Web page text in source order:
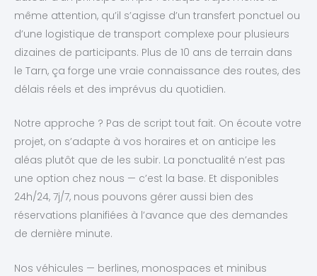
même attention, qu’il s’agisse d’un transfert ponctuel ou
d’une logistique de transport complexe pour plusieurs
dizaines de participants. Plus de 10 ans de terrain dans
le Tarn, ça forge une vraie connaissance des routes, des
délais réels et des imprévus du quotidien.
Notre approche ? Pas de script tout fait. On écoute votre
projet, on s’adapte à vos horaires et on anticipe les
aléas plutôt que de les subir. La ponctualité n’est pas
une option chez nous — c’est la base. Et disponibles
24h/24, 7j/7, nous pouvons gérer aussi bien des
réservations planifiées à l’avance que des demandes
de dernière minute.
Nos véhicules — berlines, monospaces et minibus